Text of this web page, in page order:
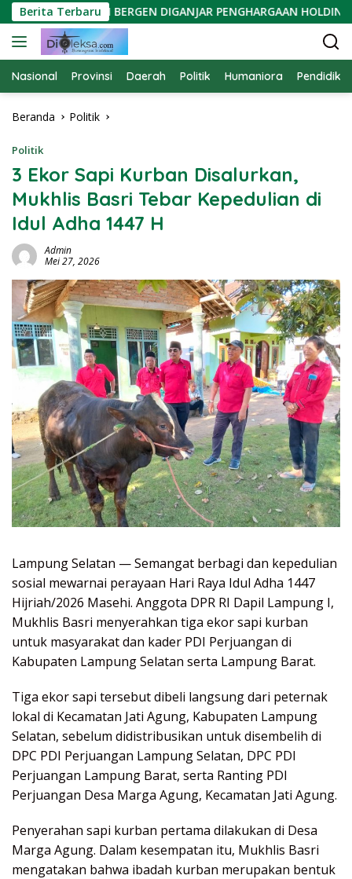
Langsung
ke
konten
Berita Terbaru
SATPAM PTPN BERGEN DIGANJAR PENGHARGAAN HOLDING
Nasional Provinsi Daerah Politik Humaniora
Beranda Politik
Politik
3 Ekor Sapi Kurban Disalurkan,
Mukhlis Basri Tebar Kepedulian di
Idul Adha 1447 H
Admin
Mei 27, 2026
Lampung Selatan — Semangat berbagi dan kepedulian
sosial mewarnai perayaan Hari Raya Idul Adha 1447
Hijriah/2026 Masehi. Anggota DPR RI Dapil Lampung I,
Mukhlis Basri menyerahkan tiga ekor sapi kurban
untuk masyarakat dan kader PDI Perjuangan di
Kabupaten Lampung Selatan serta Lampung Barat.
Tiga ekor sapi tersebut dibeli langsung dari peternak
lokal di Kecamatan Jati Agung, Kabupaten Lampung
Selatan, sebelum didistribusikan untuk disembelih di
DPC PDI Perjuangan Lampung Selatan, DPC PDI
Perjuangan Lampung Barat, serta Ranting PDI
Perjuangan Desa Marga Agung, Kecamatan Jati Agung.
Penyerahan sapi kurban pertama dilakukan di Desa
Marga Agung. Dalam kesempatan itu, Mukhlis Basri
mengatakan bahwa ibadah kurban merupakan bentuk